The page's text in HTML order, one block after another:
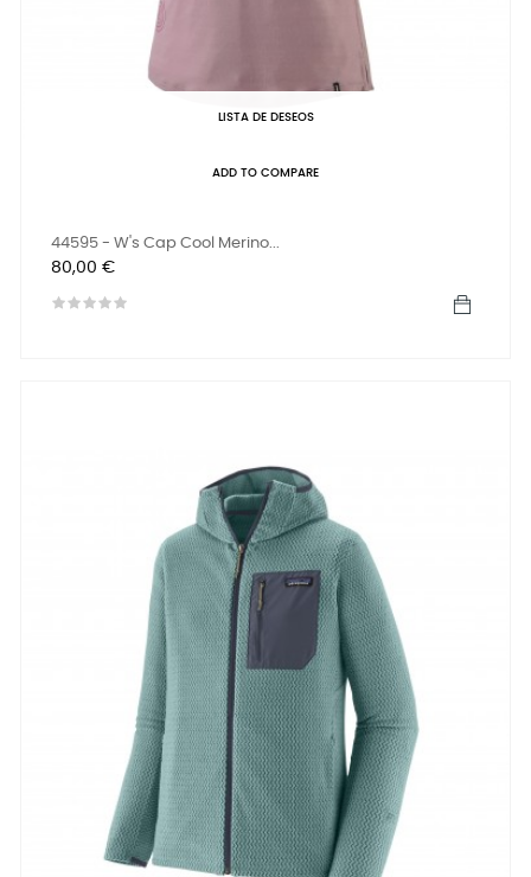
LISTA DE DESEOS
ADD TO COMPARE
44595 - W's Cap Cool Merino...
Precio
80,00 €